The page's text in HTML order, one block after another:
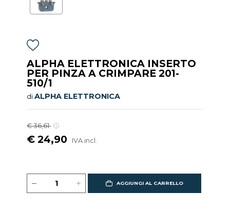
ALPHA ELETTRONICA INSERTO
PER PINZA A CRIMPARE 201-
510/1
diALPHA ELETTRONICA
€ 36,61
€ 24,90 IVA incl.
AGGIUNGI AL CARRELLO